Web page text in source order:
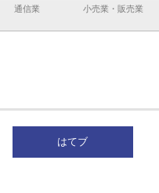
通信業 小売業・販売業
はてブ